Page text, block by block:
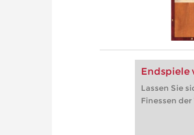
Endspiele
Lassen Sie
Finessen